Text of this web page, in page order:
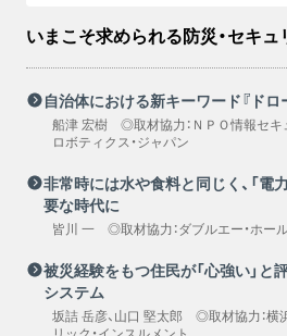
いまこそ求められる防災・セキュ
自治体における新キーワード『ドロ
船津 宏樹 ◎取材協力：ＮＰＯ情報セキ
ロボティクス・ジャパン
非常時には水や食料と同じく、「電
要な時代に
皆川 一 ◎取材協力：ダブルエー・ホー
被災経験をもつ住民が「心強い」と
システム
坂詰 岳彦、山口 堅太郎 ◎取材協力：横